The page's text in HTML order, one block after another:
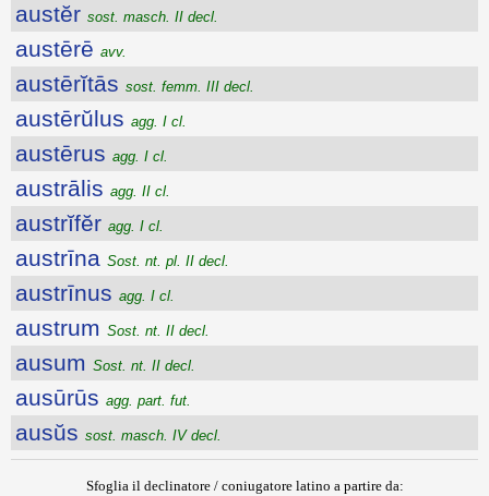
austĕr sost. masch. II decl.
austērē avv.
austērĭtās sost. femm. III decl.
austērŭlus agg. I cl.
austērus agg. I cl.
austrālis agg. II cl.
austrĭfĕr agg. I cl.
austrīna Sost. nt. pl. II decl.
austrīnus agg. I cl.
austrum Sost. nt. II decl.
ausum Sost. nt. II decl.
ausūrūs agg. part. fut.
ausŭs sost. masch. IV decl.
Sfoglia il declinatore / coniugatore latino a partire da: